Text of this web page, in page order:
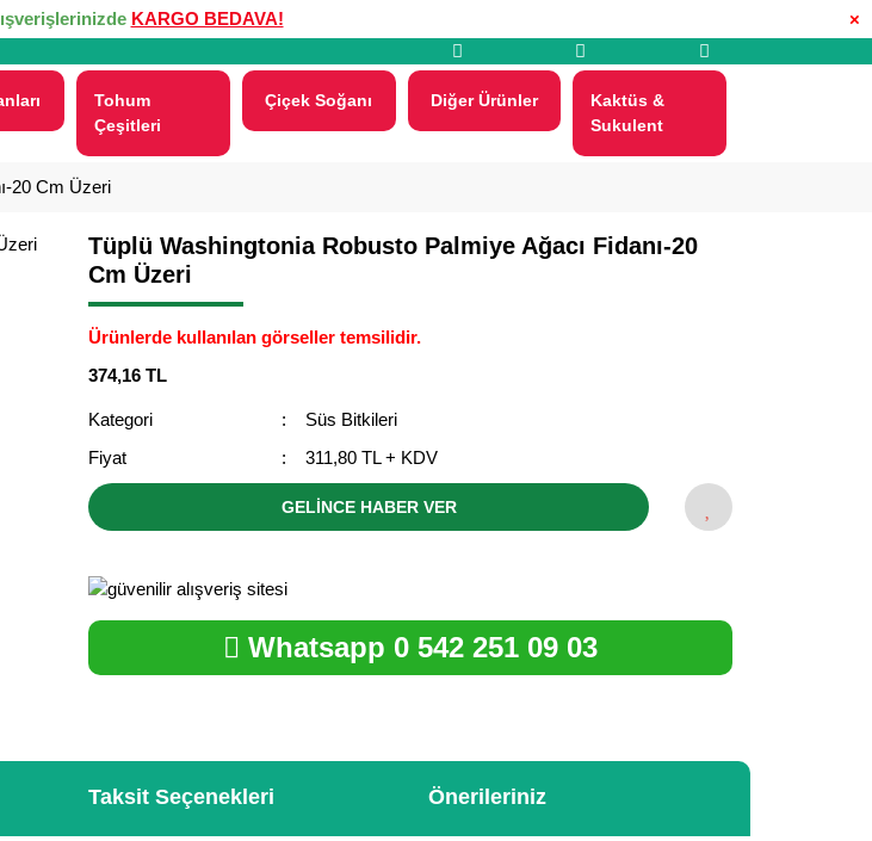
×
KARGO BEDAVA!
Tohum
Çeşitleri
Çiçek Soğanı Diğer Ürünler
Kaktüs &
Sukulent
20 Cm Üzeri
Tüplü Washingtonia Robusto Palmiye Ağacı Fidanı-20
Cm Üzeri
Ürünlerde kullanılan görseller temsilidir.
374,16 TL
Kategori
Süs Bitkileri
Fiyat
311,80 TL + KDV
GELİNCE HABER VER
Whatsapp 0 542 251 09 03
Taksit Seçenekleri Önerileriniz